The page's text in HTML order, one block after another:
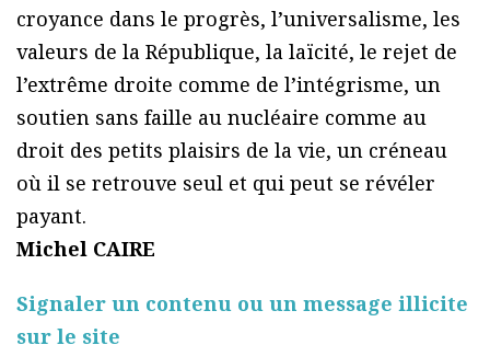
croyance dans le progrès, l’universalisme, les
valeurs de la République, la laïcité, le rejet de
l’extrême droite comme de l’intégrisme, un
soutien sans faille au nucléaire comme au
droit des petits plaisirs de la vie, un créneau
où il se retrouve seul et qui peut se révéler
payant.
Michel CAIRE
Signaler un contenu ou un message illicite
sur le site